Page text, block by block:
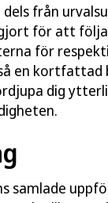
från
för att
för
en kortfattad
dig
samlade